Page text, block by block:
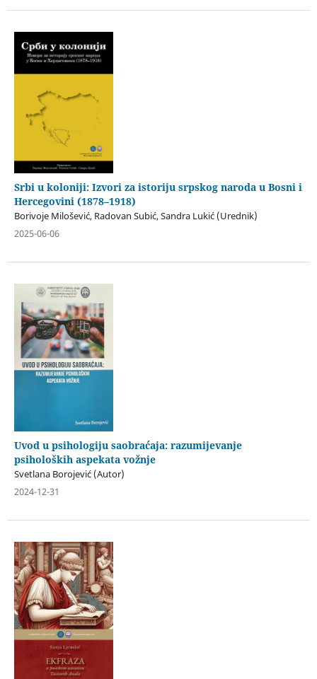
Srbi u koloniji: Izvori za istoriju srpskog naroda u Bosni i
Hercegovini (1878–1918)
Borivoje Milošević, Radovan Subić, Sandra Lukić (Urednik)
2025-06-06
Uvod u psihologiju saobraćaja: razumijevanje
psiholoških aspekata vožnje
Svetlana Borojević (Autor)
2024-12-31